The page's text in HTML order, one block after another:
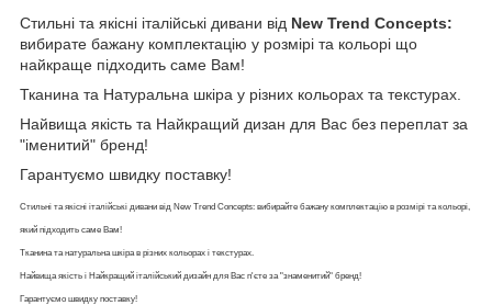
Стильні та якісні італійські дивани від New Trend Concepts:
вибирате бажану комплектацію у розмірі та кольорі що
найкраще підходить саме Вам!
Тканина та Натуральна шкіра у різних кольорах та текстурах.
Найвища якість та Найкращий дизан для Вас без переплат за
"іменитий" бренд!
Гарантуємо швидку поставку!
Стильні та якісні італійські дивани від New Trend Concepts: вибирайте бажану комплектацію в розмірі та кольорі,
який підходить саме Вам!
Тканина та натуральна шкіра в різних кольорах і текстурах.
Найвища якість і Найкращий італійський дизайн для Вас п'єте за "знаменитий" бренд!
Гарантуємо швидку поставку!